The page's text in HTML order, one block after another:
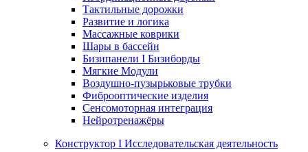
Тактильные дорожки
Развитие и логика
Массажные коврики
Шары в бассейн
Бизипанели I Бизиборды
Мягкие Модули
Воздушно-пузырьковые трубки
Фиброоптические изделия
Сенсомоторная интеграция
Нейротренажёры
Конструктор I Исследовательская деятельность